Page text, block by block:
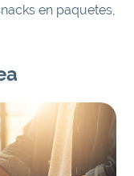
en paquetes,